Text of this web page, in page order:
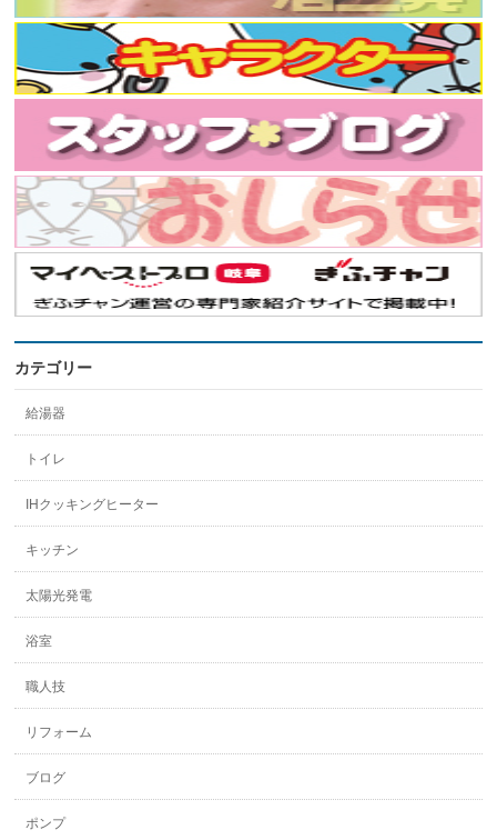
カテゴリー
給湯器
トイレ
IHクッキングヒーター
キッチン
太陽光発電
浴室
職人技
リフォーム
ブログ
ポンプ